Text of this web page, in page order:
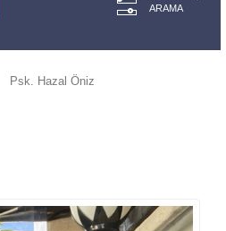
ARAMA
Psk. Hazal Öniz